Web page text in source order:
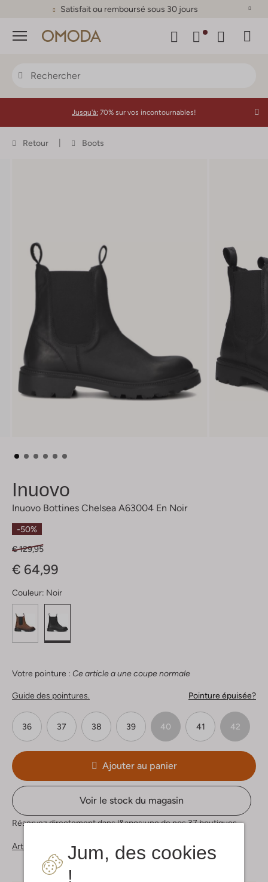
Satisfait ou remboursé sous 30 jours
Menu
Jum, des cookies
!
Jusqu'à: 70% sur vos incontournables!
Retour Boots
Inuovo
Inuovo Bottines Chelsea A63004 En Noir
-50%
€ 129,95
€ 64,99
Couleur: Noir
Votre pointure : Ce article a une coupe normale
Guide des pointures. Pointure épuisée?
36 37 38 39 40 41 42
Ajouter au panier
Voir le stock du magasin
Réservez directement dans l&apos;une de nos 37 boutiques
Articles similaires